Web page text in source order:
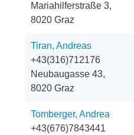
Mariahilferstraße 3,
8020 Graz
Tiran, Andreas
+43(316)712176
Neubaugasse 43,
8020 Graz
Tomberger, Andrea
+43(676)7843441